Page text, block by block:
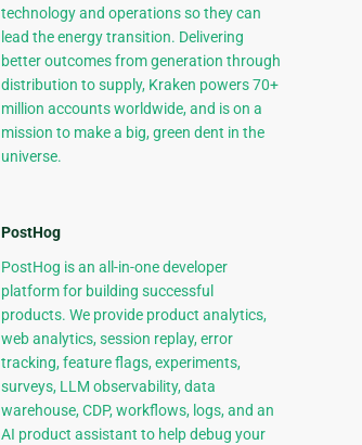
technology and operations so they can
lead the energy transition. Delivering
better outcomes from generation through
distribution to supply, Kraken powers 70+
million accounts worldwide, and is on a
mission to make a big, green dent in the
universe.
PostHog
PostHog is an all-in-one developer
platform for building successful
products. We provide product analytics,
web analytics, session replay, error
tracking, feature flags, experiments,
surveys, LLM observability, data
warehouse, CDP, workflows, logs, and an
AI product assistant to help debug your